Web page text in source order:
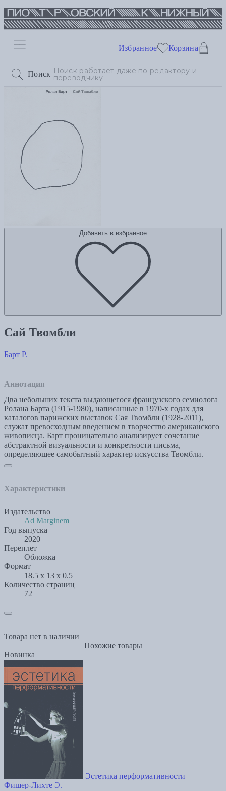
Поиск
Избранное Корзина
Добавить в избранное
Сай Твомбли
Барт Р.
Аннотация
Два небольших текста выдающегося французского семиолога
Ролана Барта (1915-1980), написанные в 1970-х годах для
каталогов парижских выставок Сая Твомбли (1928-2011),
служат превосходным введением в творчество американского
живописца. Барт проницательно анализирует сочетание
абстрактной визуальности и конкретности письма,
определяющее самобытный характер искусства Твомбли.
Характеристики
Издательство
Ad Marginem
Год выпуска
2020
Переплет
Обложка
Формат
18.5 x 13 x 0.5
Количество страниц
72
Товара нет в наличии
Похожие товары
Новинка
Эстетика перформативности
Фишер-Лихте Э.